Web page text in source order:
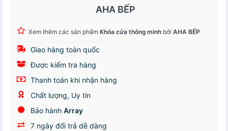
AHA BẾP
Xem thêm các sản phẩm Khóa cửa thông minh bởi AHA BẾP
Giao hàng toàn quốc
Được kiểm tra hàng
Thanh toán khi nhận hàng
Chất lượng, Uy tín
Bảo hành Array
7 ngày đổi trả dễ dàng